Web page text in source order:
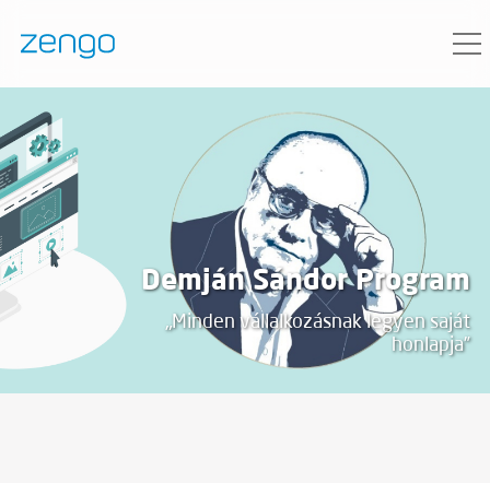
Demján Sándor Program
„Minden vállalkozásnak legyen saját
honlapja”